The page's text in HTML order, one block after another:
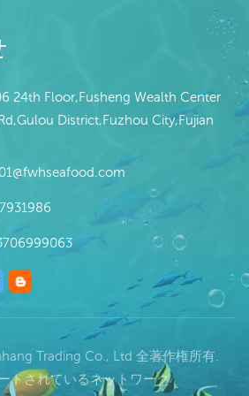
24th Floor,Fusheng Wealth Center
District,Fuzhou City,Fujian
Trading Co., Ltd 全著作権所有.
トされているネットワーク